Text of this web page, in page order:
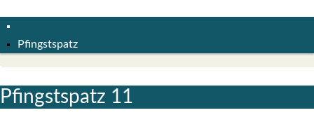
Pfingstspatz
Pfingst­spatz 11